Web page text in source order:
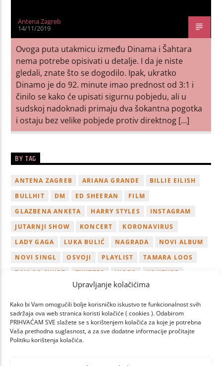
Upravljanje kolačićima
Kako bi Vam omogućili bolje korisničko iskustvo te funkcionalnost svih
sadržaja ova web stranica koristi kolačiće ( cookies ). Odabirom
PRIHVAĆAM SVE slažete se s korištenjem kolačića za koje je potrebna
Vaša prethodna suglasnost, a za sve dodatne informacije pročitajte
Politiku korištenja kolačića.
Antena Zagreb
14/11/2019
Ovoga puta utakmicu između Dinama i Šahtara
nema potrebe opisivati u detalje. I da je niste
gledali, znate što se dogodilo. Ipak, ukratko
Dinamo je do 92. minute imao prednost od 3:1 i
činilo se kako će upisati sigurnu pobjedu, ali u
sudskoj nadoknadi primaju dva šokantna pogotka
i ostaju bez velike pobjede protiv direktnog […]
BY TAG
ANTENA ZAGREB ARIANA GRANDE
BILLIE EILISH
BULLHIT
DM ED SHEERAN
FILM
GLAZBENA ANKETA
HARRY STYLES
INSTAGRAM
JUTARNJI SHOW
KONCERT
KORONAVIRUS
LADY GAGA
LUKA BULIĆ NAGRADA
NOVI ALBUM
NOVI SINGL
OSVOJI PLAYLIST
TAMARA LOOS
TAYLOR SWIFT
TWITTER VIDEO
YOUTUBE